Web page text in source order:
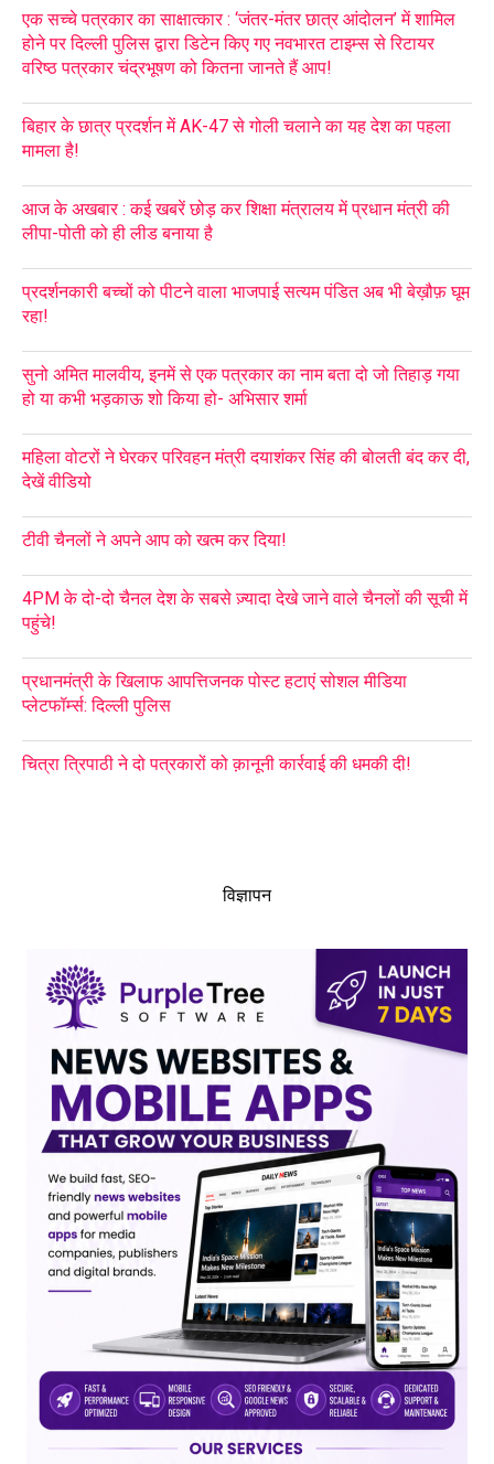
एक सच्चे पत्रकार का साक्षात्कार : ‘जंतर-मंतर छात्र आंदोलन’ में शामिल
होने पर दिल्ली पुलिस द्वारा डिटेन किए गए नवभारत टाइम्स से रिटायर
वरिष्ठ पत्रकार चंद्रभूषण को कितना जानते हैं आप!
बिहार के छात्र प्रदर्शन में AK-47 से गोली चलाने का यह देश का पहला
मामला है!
आज के अखबार : कई खबरें छोड़ कर शिक्षा मंत्रालय में प्रधान मंत्री की
लीपा-पोती को ही लीड बनाया है
प्रदर्शनकारी बच्चों को पीटने वाला भाजपाई सत्यम पंडित अब भी बेख़ौफ़ घूम
रहा!
सुनो अमित मालवीय, इनमें से एक पत्रकार का नाम बता दो जो तिहाड़ गया
हो या कभी भड़काऊ शो किया हो- अभिसार शर्मा
महिला वोटरों ने घेरकर परिवहन मंत्री दयाशंकर सिंह की बोलती बंद कर दी,
देखें वीडियो
टीवी चैनलों ने अपने आप को खत्म कर दिया!
4PM के दो-दो चैनल देश के सबसे ज़्यादा देखे जाने वाले चैनलों की सूची में
पहुंचे!
प्रधानमंत्री के खिलाफ आपत्तिजनक पोस्ट हटाएं सोशल मीडिया
प्लेटफॉर्म्स: दिल्ली पुलिस
चित्रा त्रिपाठी ने दो पत्रकारों को क़ानूनी कार्रवाई की धमकी दी!
विज्ञापन